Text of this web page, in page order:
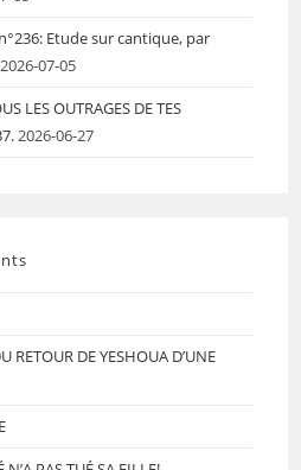
n°236: Etude sur cantique, par
2026-07-05
LES OUTRAGES DE TES
2026-06-27
RETOUR DE YESHOUA D’UNE